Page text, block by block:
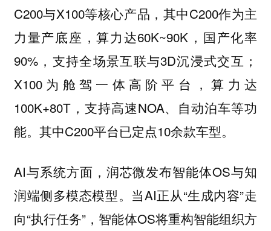
C200与X100等核心产品，其中C200作为主
力量产底座，算力达60K~90K，国产化率
90%，支持全场景互联与3D沉浸式交互；
X100为舱驾一体高阶平台，算力达
100K+80T，支持高速NOA、自动泊车等功
能。其中C200平台已定点10余款车型。
AI与系统方面，润芯微发布智能体OS与知
润端侧多模态模型。当AI正从“生成内容”走
向“执行任务”，智能体OS将重构智能组织方